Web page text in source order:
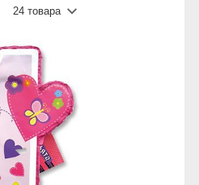
24 товара